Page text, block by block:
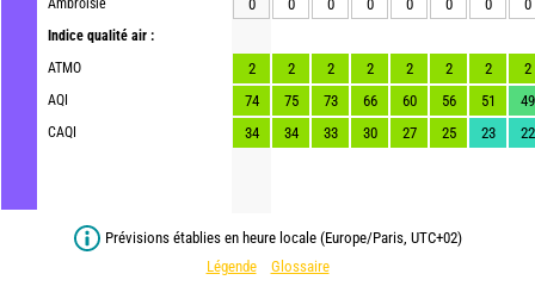
Ambroisie
Indice qualité air :
ATMO
AQI
CAQI
0
0 0 0 0 0 0 0
2 2 2 2 2 2 2
2
74
75 73 66 60 56 51
49
34
34 33 30 27 25 23 22
Prévisions établies en heure locale (Europe/Paris, UTC+02)
Légende
Glossaire